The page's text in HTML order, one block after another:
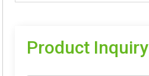
Product Inquiry